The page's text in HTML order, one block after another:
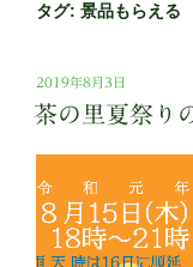
タグ: 景品もらえる
投
稿
日:
2019年8月3日
茶の里夏祭り